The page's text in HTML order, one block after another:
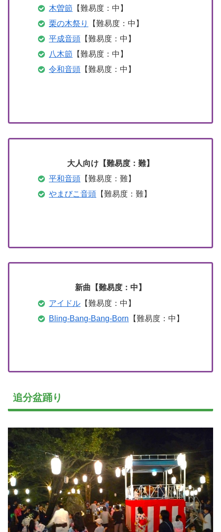
木曽節 【難易度：中】
栗の木祭り
【難易度：中】
平成音頭 【難易度：中】
八木節 【難易度：中】
令和音頭 【難易度：中】
大人向け【難易度：難】
平和音頭 【難易度：難】
やまびこ音頭 【難易度：難】
新曲【難易度：中】
アイドル 【難易度：中】
Bling‐Bang‐Bang‐Born 【難易度：中】
追分盆踊り